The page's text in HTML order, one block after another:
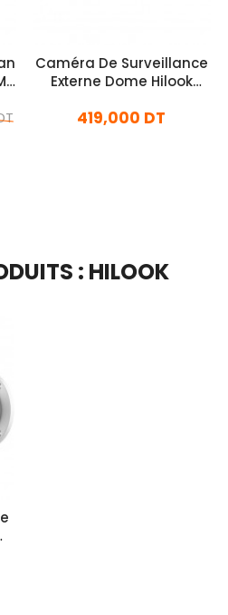
Caméra De Surveillance
Externe Dome Hilook
419,000 DT
: HILOOK